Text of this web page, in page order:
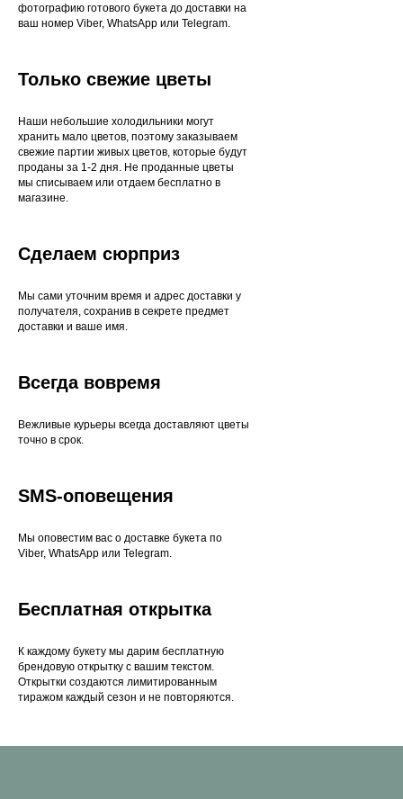
фотографию готового букета до доставки на
ваш номер Viber, WhatsApp или Telegram.
Только свежие цветы
Наши небольшие холодильники могут
хранить мало цветов, поэтому заказываем
свежие партии живых цветов, которые будут
проданы за 1-2 дня. Не проданные цветы
мы списываем или отдаем бесплатно в
магазине.
Сделаем сюрприз
Мы сами уточним время и адрес доставки у
получателя, сохранив в секрете предмет
доставки и ваше имя.
Всегда вовремя
Вежливые курьеры всегда доставляют цветы
точно в срок.
SMS-оповещения
Мы оповестим вас о доставке букета по
Viber, WhatsApp или Telegram.
Бесплатная открытка
К каждому букету мы дарим бесплатную
брендовую открытку с вашим текстом.
Открытки создаются лимитированным
тиражом каждый сезон и не повторяются.